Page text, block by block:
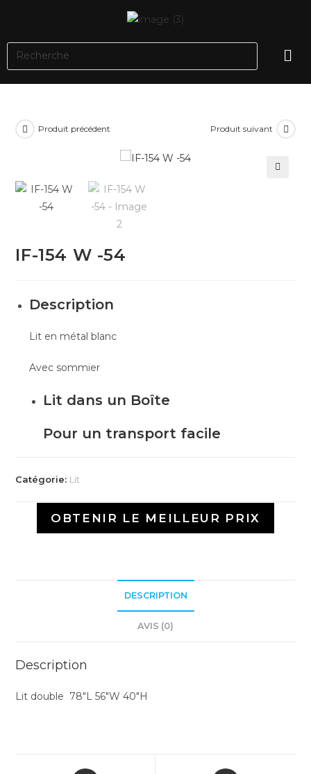
Produit précédent Produit suivant
IF-154 W -54
Description
Lit en métal blanc
Avec sommier
Lit dans un Boîte
Pour un transport facile
Catégorie: Lit
OBTENIR LE MEILLEUR PRIX
DESCRIPTION
AVIS (0)
Description
Lit double 78″L 56″W 40″H